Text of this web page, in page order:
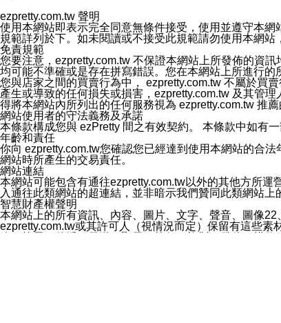
您同意本公司網站，透過您所提供的郵件地址與您取
停止接收這些資料或電子郵件。
十五、訊息通知
本公司/本服務將以通知型訊息傳送重要訊息給您。即
本公司/本服務傳送之通知型訊息以對您有效且重要的
1.LINE 帳號設定的電話號碼與本公司/本服務所傳來的
2.該 LINE 帳號已在 LINE APP 設定中，同意接收通知
3.LINE 帳號未封鎖傳送訊息之 LINE 官方帳號。
欲變更通知型訊息的設定，操作如下：
1.點選「主頁」＞「設定」
2.點選「隱私設定」
3.點選「提供使用資料」
4.點選「LINE通知型訊息」
5.開關「接收LINE通知型訊息」
❗️關閉「接收通知型訊息」後，將不會接收到來自任何
ezpretty.com.tw 聲明
使用本網站即表示完全同意無條件接受，使用並遵守本
規範詳列於下。如未閱讀或不接受此規範請勿使用本網
免責規範
您要注意，ezpretty.com.tw 不保證本網站上所發佈的資
均可能不準確或是存在拼寫錯誤。您在本網站上所進行
您與店家之間的買賣行為中， ezpretty.com.tw 不屬於買
產生或導致的任何損失或損害，ezpretty.com.tw 及其管
得將本網站內所列出的任何服務視為 ezpretty.com.tw 推
網站使用者的守法義務及承諾
本條款構成您與 ezPretty 間之有效契約。 本條款中如有
年齡和責任
你向 ezpretty.com.tw您確認您已經達到使用本網站的合
網站時所產生的交易責任。
網站連結
本網站可能包含有通往ezpretty.com.tw以外的其他方所
入通往此類網站的超連結，並非暗示我們贊同此類網站上
智慧財產權聲明
本網站上的所有資訊、內容、圖片、文字、聲音、圖像
ezpretty.com.tw或其許可人（視情況而定）保留有這些